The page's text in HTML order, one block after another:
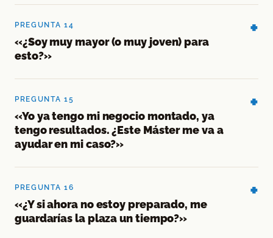
PREGUNTA 14
«¿Soy muy mayor (o muy joven) para
esto?»
PREGUNTA 15
«Yo ya tengo mi negocio montado, ya
tengo resultados. ¿Este Máster me va a
ayudar en mi caso?»
PREGUNTA 16
«¿Y si ahora no estoy preparado, me
guardarías la plaza un tiempo?»